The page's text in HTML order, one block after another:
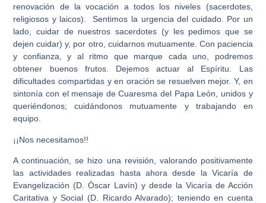
renovación de la vocación a todos los niveles (sacerdotes,
religiosos y laicos). Sentimos la urgencia del cuidado. Por un
lado, cuidar de nuestros sacerdotes (y les pedimos que se
dejen cuidar) y, por otro, cuidarnos mutuamente. Con paciencia
y confianza, y al ritmo que marque cada uno, podremos
obtener buenos frutos. Dejemos actuar al Espíritu. Las
dificultades compartidas y en oración se resuelven mejor. Y, en
sintonía con el mensaje de Cuaresma del Papa León, unidos y
queriéndonos; cuidándonos mutuamente y trabajando en
equipo.
¡¡Nos necesitamos!!
A continuación, se hizo una revisión, valorando positivamente
las actividades realizadas hasta ahora desde la Vicaría de
Evangelización (D. Óscar Lavín) y desde la Vicaría de Acción
Caritativa y Social (D. Ricardo Alvarado); teniendo en cuenta